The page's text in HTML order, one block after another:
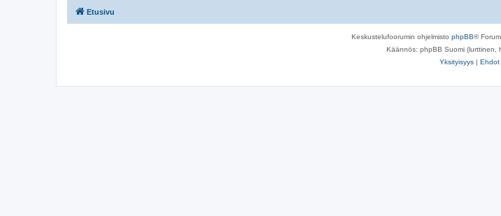
Etusivu
Keskustelufoorumin ohjelmisto phpBB®
Käännös: phpBB Suomi (lurttinen,
Yksityisyys | Ehdot